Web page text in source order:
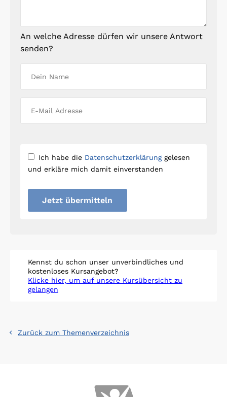
An welche Adresse dürfen wir unsere Antwort
senden?
Ich habe die Datenschutzerklärunggelesen
und erkläre mich damit einverstanden
Jetzt übermitteln
Kennst du schon unser unverbindliches und
kostenloses Kursangebot?
Klicke hier, um auf unsere Kursübersicht zu
gelangen
Zurück zum Themenverzeichnis